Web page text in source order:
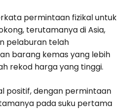
permintaan fizikal untuk
terutamanya di Asia,
pelaburan telah
barang kemas yang lebih
rekod harga yang tinggi.
positif, dengan permintaan
pada suku pertama